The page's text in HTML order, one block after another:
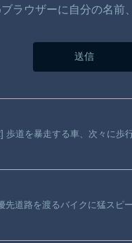
ラウザーに自分の名
歩道を暴走する車、次々に歩
先道路を渡るバイクに猛スピ